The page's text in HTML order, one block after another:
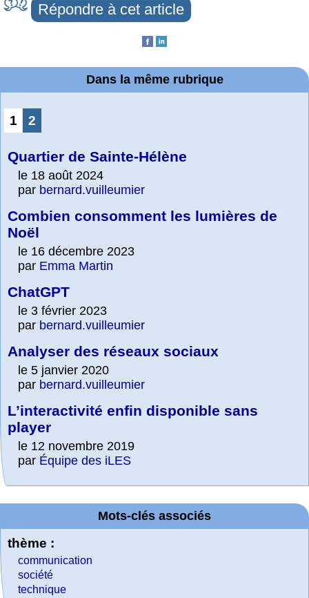
Répondre à cet article
Dans la même rubrique
1 2
Quartier de Sainte-Hélène
le 18 août 2024
par bernard.vuilleumier
Combien consomment les lumières de
Noël
le 16 décembre 2023
par Emma Martin
ChatGPT
le 3 février 2023
par bernard.vuilleumier
Analyser des réseaux sociaux
le 5 janvier 2020
par bernard.vuilleumier
L’interactivité enfin disponible sans
player
le 12 novembre 2019
par Équipe des iLES
Mots-clés associés
thème :
communication
société
technique